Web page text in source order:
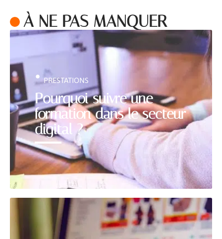
À NE PAS MANQUER
Pourquoi suivre une
formation dans le secteur
digital ?
PRESTATIONS